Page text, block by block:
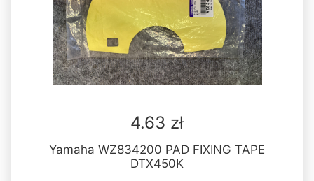
4.63 zł
Yamaha WZ834200 PAD FIXING TAPE
DTX450K